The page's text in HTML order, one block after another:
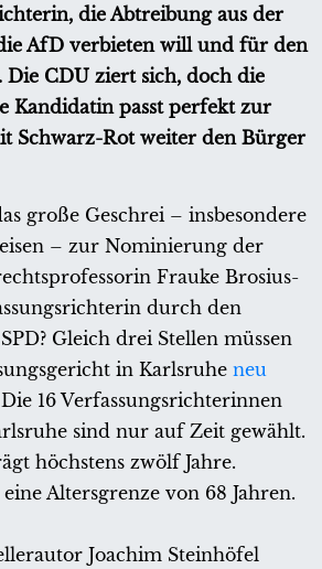
die Abtreibung aus der
AfD verbieten will und für den
CDU ziert sich, doch die
Kandidatin passt perfekt zur
Schwarz-Rot weiter den Bürger
große Geschrei – insbesondere
– zur Nominierung der
Frauke Brosius-
durch den
Gleich drei Stellen müssen
in Karlsruhe neu
16 Verfassungsrichterinnen
sind nur auf Zeit gewählt.
höchstens zwölf Jahre.
Altersgrenze von 68 Jahren.
Joachim Steinhöfel